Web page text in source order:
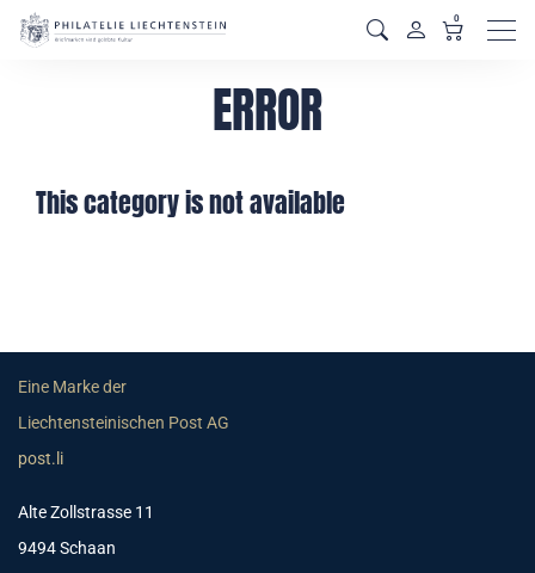
0
ERROR
This category is not available
Eine Marke der
Liechtensteinischen Post AG
post.li
Alte Zollstrasse 11
9494 Schaan